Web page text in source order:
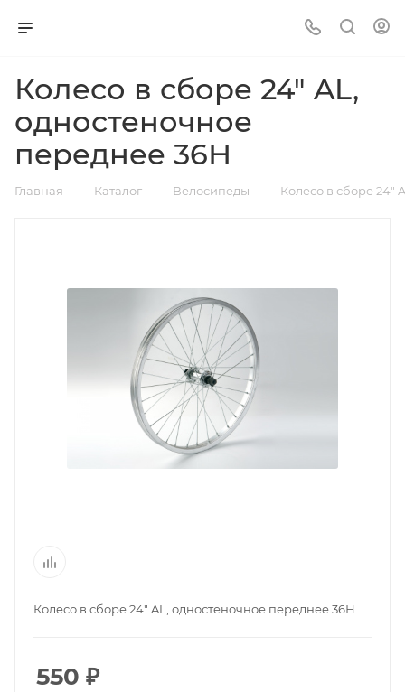
Колесо в сборе 24" AL,
одностеночное
переднее 36Н
Главная — Каталог — Велосипеды — Колесо в сборе 24"
Колесо в сборе 24" AL, одностеночное переднее 36Н
550 ₽